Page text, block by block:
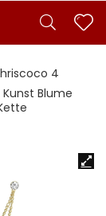
4
Kunst Blume